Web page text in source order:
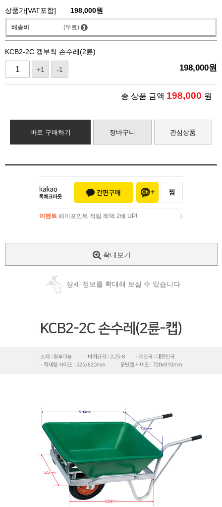
상품가[VAT포함] 198,000원
배송비 (무료)
KCB2-2C 캡부착 손수레(2륜)
+1 -1 198,000원
총 상품 금액 198,000 원
바로 구매하기 장바구니 관심상품
이벤트 페이포인트 적립 혜택 2배 UP!
확대보기
상세 정보를 확대해 보실 수 있습니다